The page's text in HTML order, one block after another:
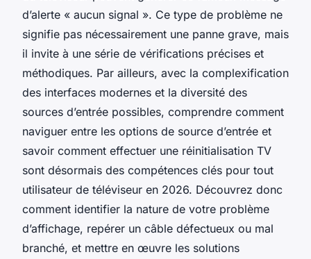
d’alerte « aucun signal ». Ce type de problème ne
signifie pas nécessairement une panne grave, mais
il invite à une série de vérifications précises et
méthodiques. Par ailleurs, avec la complexification
des interfaces modernes et la diversité des
sources d’entrée possibles, comprendre comment
naviguer entre les options de source d’entrée et
savoir comment effectuer une réinitialisation TV
sont désormais des compétences clés pour tout
utilisateur de téléviseur en 2026. Découvrez donc
comment identifier la nature de votre problème
d’affichage, repérer un câble défectueux ou mal
branché, et mettre en œuvre les solutions